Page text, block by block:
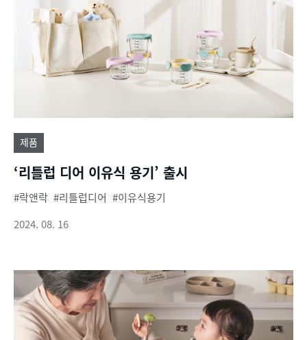
제품
‘리틀럽 디어 이유식 용기’ 출시
락앤락 리틀럽디어
이유식용기
2024. 08. 16